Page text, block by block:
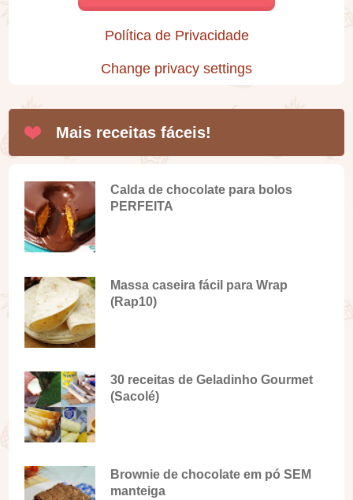
Política de Privacidade
Change privacy settings
Mais receitas fáceis!
Calda de chocolate para bolos
PERFEITA
Massa caseira fácil para Wrap
(Rap10)
30 receitas de Geladinho Gourmet
(Sacolé)
Brownie de chocolate em pó SEM
manteiga